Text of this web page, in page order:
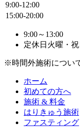
9:00-12:00
15:00-20:00
9:00～13:00
定休日 火曜・
※時間外施術につい
ホーム
初めての方へ
施術 & 料金
はりきゅう施術
ファスティング